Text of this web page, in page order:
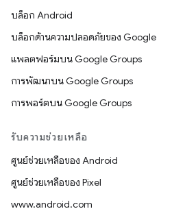
บล็อก Android
บล็อกด้านความปลอดภัยของ Google
แพลตฟอร์มบน Google Groups
การพัฒนาบน Google Groups
การพอร์ตบน Google Groups
รับความช่วยเหลือ
ศูนย์ช่วยเหลือของ Android
ศูนย์ช่วยเหลือของ Pixel
www.android.com